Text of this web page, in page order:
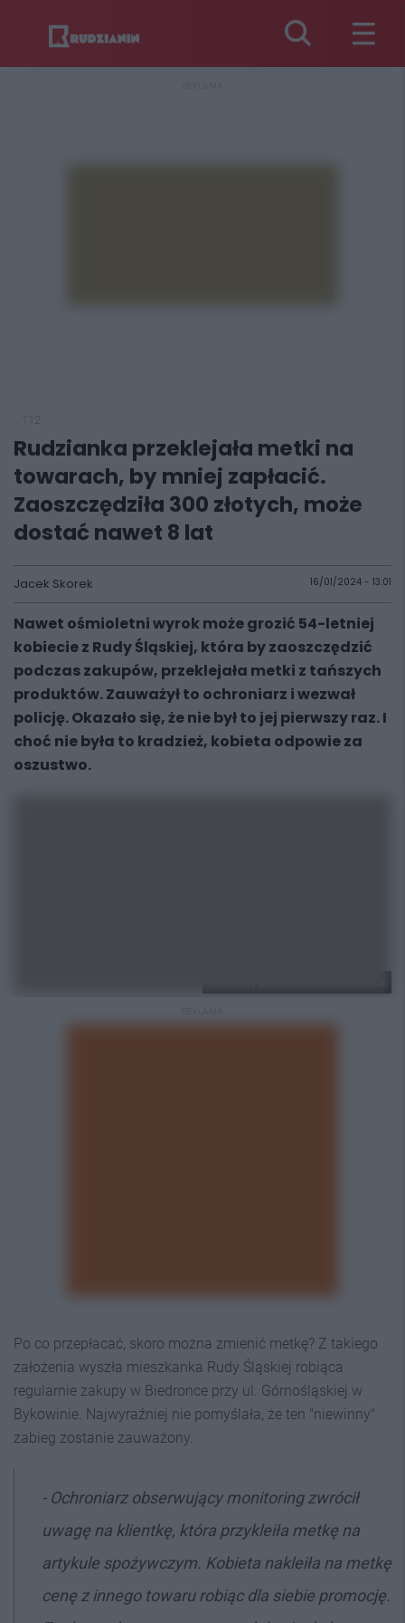
Rudzianka przeklejała metki na
towarach, by mniej zapłacić.
Zaoszczędziła 300 złotych, może
dostać nawet 8 lat
Jacek Skorek 16/01/2024 - 13:01
Nawet ośmioletni wyrok może grozić 54-letniej
kobiecie z Rudy Śląskiej, która by zaoszczędzić
podczas zakupów, przeklejała metki z tańszych
produktów. Zauważył to ochroniarz i wezwał
policję. Okazało się, że nie był to jej pierwszy raz. I
choć nie była to kradzież, kobieta odpowie za
oszustwo.
Po co przepłacać, skoro można zmienić metkę? Z takiego
założenia wyszła mieszkanka Rudy Śląskiej robiąca
regularnie zakupy w Biedronce przy ul. Górnośląskiej w
Bykowinie. Najwyraźniej nie pomyślała, że ten "niewinny"
zabieg zostanie zauważony.
- Ochroniarz obserwujący monitoring zwrócił
uwagę na klientkę, która przykleiła metkę na
artykule spożywczym. Kobieta nakleiła na metkę
cenę z innego towaru robiąc dla siebie promocję.